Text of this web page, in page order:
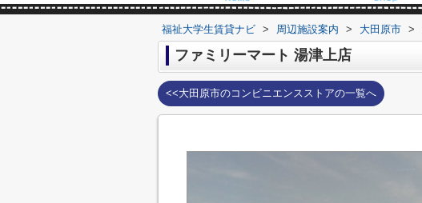
福祉大学生賃貸ナビ > 周辺施設案内 > 大田原市 >
ファミリーマート 湯津上店
<<大田原市のコンビニエンスストアの一覧へ